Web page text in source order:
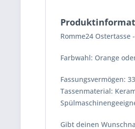
Romme24 Ostertasse
Farbwahl: Orange
Fassungsvermögen:
Tassenmaterial:
Gibt deinen